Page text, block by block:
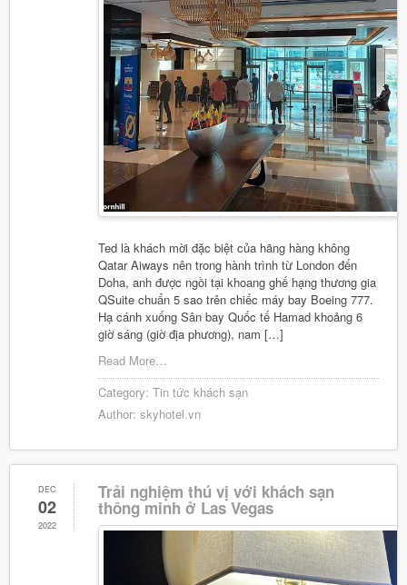
Ted là khách mời đặc biệt của hãng hàng không
Qatar Aiways nên trong hành trình từ London đến
Doha, anh được ngồi tại khoang ghế hạng thương gia
QSuite chuẩn 5 sao trên chiếc máy bay Boeing 777.
Hạ cánh xuống Sân bay Quốc tế Hamad khoảng 6
giờ sáng (giờ địa phương), nam […]
Read More…
Category:Tin tức khách sạn
Author:skyhotel.vn
DEC
02
2022
Trải nghiệm thú vị với khách sạn
thông minh ở Las Vegas